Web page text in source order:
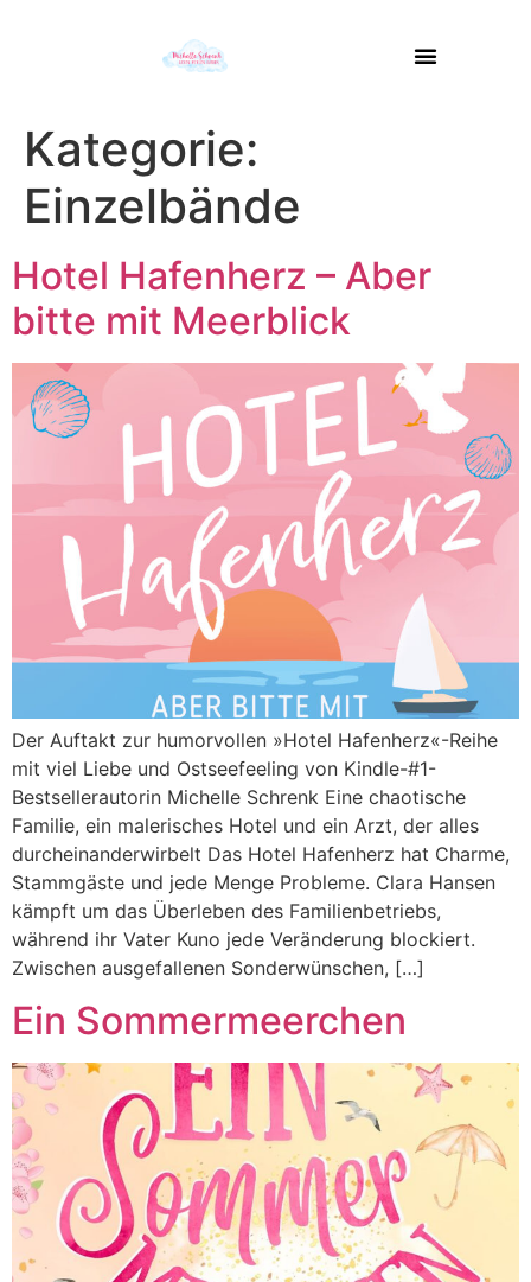
Kategorie:
Einzelbände
Hotel Hafenherz – Aber
bitte mit Meerblick
Der Auftakt zur humorvollen »Hotel Hafenherz«-Reihe
mit viel Liebe und Ostseefeeling von Kindle-#1-
Bestsellerautorin Michelle Schrenk Eine chaotische
Familie, ein malerisches Hotel und ein Arzt, der alles
durcheinanderwirbelt Das Hotel Hafenherz hat Charme,
Stammgäste und jede Menge Probleme. Clara Hansen
kämpft um das Überleben des Familienbetriebs,
während ihr Vater Kuno jede Veränderung blockiert.
Zwischen ausgefallenen Sonderwünschen, […]
Ein Sommermeerchen